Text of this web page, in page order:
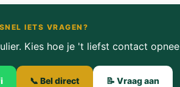
SNEL IETS VRAGEN?
Kies hoe je 't liefst contact
📞 Bel direct 📝 Vraag aan